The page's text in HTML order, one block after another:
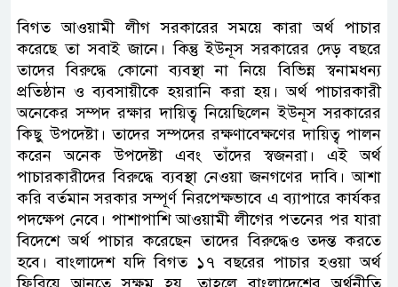
বিগত আওয়ামী লীগ সরকারের সময়ে কারা অর্থ পাচার
করেছে তা সবাই জানে। কিন্তু ইউনূস সরকারের দেড় বছরে
তাদের বিরুদ্ধে কোনো ব্যবস্থা না নিয়ে বিভিন্ন স্বনামধন্য
প্রতিষ্ঠান ও ব্যবসায়ীকে হয়রানি করা হয়। অর্থ পাচারকারী
অনেকের সম্পদ রক্ষার দায়িত্ব নিয়েছিলেন ইউনূস সরকারের
কিছু উপদেষ্টা। তাদের সম্পদের রক্ষণাবেক্ষণের দায়িত্ব পালন
করেন অনেক উপদেষ্টা এবং তাঁদের স্বজনরা। এই অর্থ
পাচারকারীদের বিরুদ্ধে ব্যবস্থা নেওয়া জনগণের দাবি। আশা
করি বর্তমান সরকার সম্পূর্ণ নিরপেক্ষভাবে এ ব্যাপারে কার্যকর
পদক্ষেপ নেবে। পাশাপাশি আওয়ামী লীগের পতনের পর যারা
বিদেশে অর্থ পাচার করেছেন তাদের বিরুদ্ধেও তদন্ত করতে
হবে। বাংলাদেশ যদি বিগত ১৭ বছরের পাচার হওয়া অর্থ